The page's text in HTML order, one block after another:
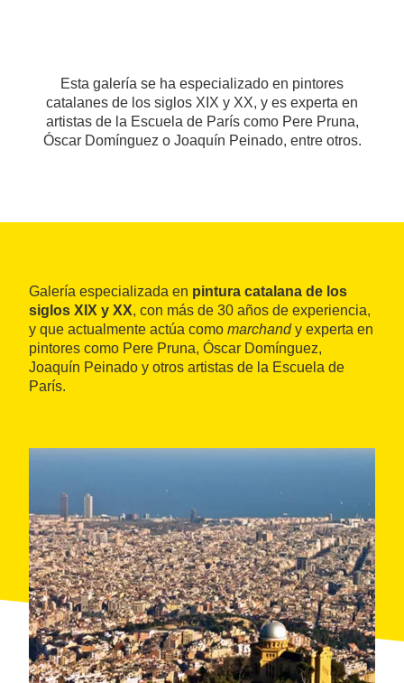
Esta galería se ha especializado en pintores
catalanes de los siglos XIX y XX, y es experta en
artistas de la Escuela de París como Pere Pruna,
Óscar Domínguez o Joaquín Peinado, entre otros.
Galería especializada en pintura catalana de los
siglos XIX y XX, con más de 30 años de experiencia,
y que actualmente actúa como marchandy experta en
pintores como Pere Pruna, Óscar Domínguez,
Joaquín Peinado y otros artistas de la Escuela de
París.